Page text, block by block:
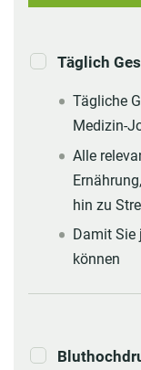
Täglich
Tägliche
Medizin-
Alle
hin zu
Damit Sie
können